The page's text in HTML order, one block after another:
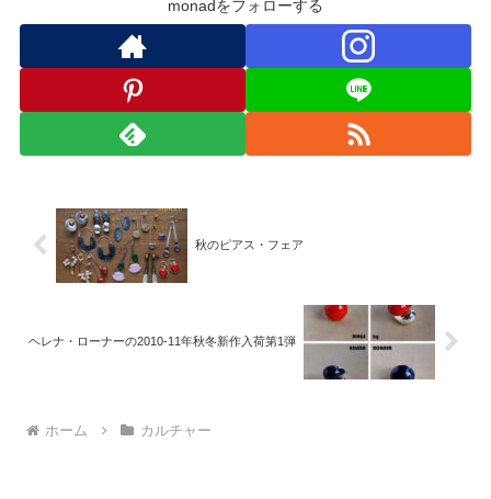
monadをフォローする
秋のピアス・フェア
ヘレナ・ローナーの2010-11年秋冬新作入荷第1弾
ホーム カルチャー